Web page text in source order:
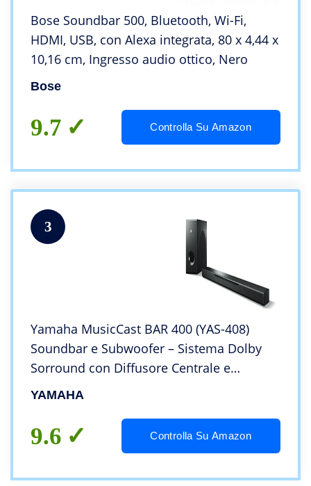
Bose Soundbar 500, Bluetooth, Wi-Fi,
HDMI, USB, con Alexa integrata, 80 x 4,44 x
10,16 cm, Ingresso audio ottico, Nero
Bose
9.7 Controlla Su Amazon
3
Yamaha MusicCast BAR 400 (YAS-408)
Soundbar e Subwoofer – Sistema Dolby
Sorround con Diffusore Centrale e
Subwoofer Wireless, per Home Cinema 3D
4.2, Nero
YAMAHA
9.6 Controlla Su Amazon